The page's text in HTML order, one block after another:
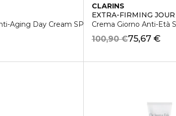
Aging Day Cream SPF 20
CLARINS
EXTRA-FIRMING JOUR
Crema Giorno Anti-Età
75,67 €
100,90 €